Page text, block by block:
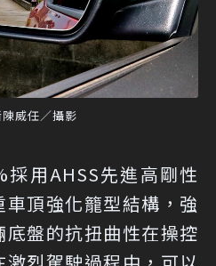
威任／攝影
用AHSS先進高剛性
頂強化籠型結構，強
盤的抗扭曲性在操控